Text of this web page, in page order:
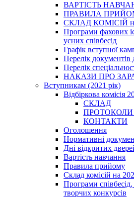
ВАРТІСТЬ
ПРАВИЛА
СКЛАД КОМІСІЙ на
Програми фахових
усних співбесід
Графік вступної
Перелік документів
Перелік
НАКАЗИ ПРО
Вступникам (2021 рік)
Відбіркова комісія
СКЛАД
ПРОТОКОЛИ
КОНТАКТИ
Оголошення
Нормативні
Дні відкритих
Вартість навчання
Правила прийому
Склад комісій на
Програми
творчих конкурсів